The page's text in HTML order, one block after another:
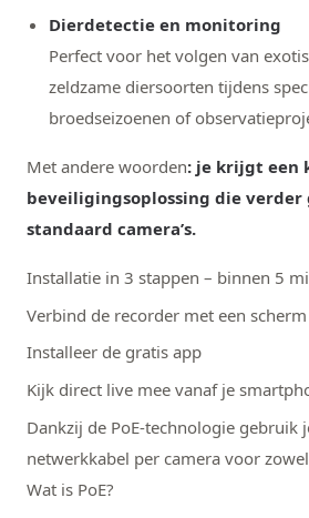
Dierdetectie en monitoring
Perfect voor het volgen van
zeldzame diersoorten tijdens
broedseizoenen of
Met andere woorden: je krijgt een
beveiligingsoplossing die verder
standaard camera’s.
Installatie in 3 stappen – binnen 5
Verbind de recorder met een
Installeer de gratis app
Kijk direct live mee vanaf je
Dankzij de PoE-technologie gebruik
netwerkkabel per camera voor
Wat is PoE?